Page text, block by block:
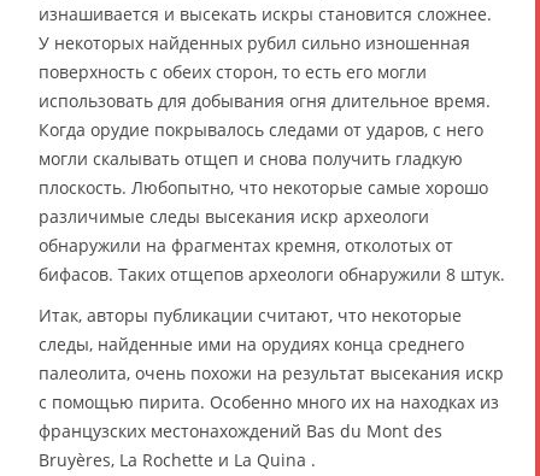
изнашивается и высекать искры становится сложнее.
У некоторых найденных рубил сильно изношенная
поверхность с обеих сторон, то есть его могли
использовать для добывания огня длительное время.
Когда орудие покрывалось следами от ударов, с него
могли скалывать отщеп и снова получить гладкую
плоскость. Любопытно, что некоторые самые хорошо
различимые следы высекания искр археологи
обнаружили на фрагментах кремня, отколотых от
бифасов. Таких отщепов археологи обнаружили 8 штук.
Итак, авторы публикации считают, что некоторые
следы, найденные ими на орудиях конца среднего
палеолита, очень похожи на результат высекания искр
с помощью пирита. Особенно много их на находках из
французских местонахождений Bas du Mont des
Bruyères, La Rochette и La Quina .